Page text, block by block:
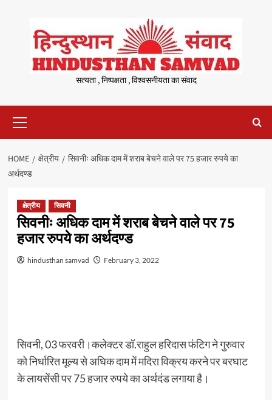
content
सत्यता , निष्पक्षता , विश्वसनीयता का संवाद
Menu
HOME क्षेत्रीय
सिवनीः अधिक दाम में शराब बेचने वाले पर 75 हजार रुपये का
अर्थदण्ड
क्षेत्रीय सिवनी
सिवनीः अधिक दाम में शराब बेचने वाले पर 75
हजार रुपये का अर्थदण्ड
hindusthan samvad February 3, 2022
सिवनी, 03 फरवरी।कलेक्टर डॉ.राहुल हरिदास फंटिग ने गुरुवार
को निर्धारित मूल्य से अधिक दाम में मदिरा विक्रय करने पर बरघाट
के लायसेंसी पर 75 हजार रुपये का अर्थदंड लगाया है।